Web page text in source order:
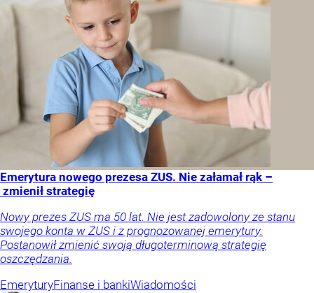
Emerytura nowego prezesa ZUS. Nie załamał rąk –
zmienił strategię
Nowy prezes ZUS ma 50 lat. Nie jest zadowolony ze stanu
swojego konta w ZUS i z prognozowanej emerytury.
Postanowił zmienić swoją długoterminową strategię
oszczędzania.
EmeryturyFinanse i bankiWiadomości